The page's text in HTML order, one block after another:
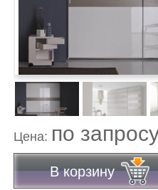
Цена: по
В корзину